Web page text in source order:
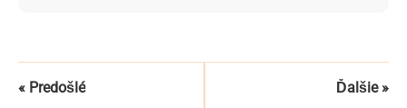
« Predošlé Ďalšie »